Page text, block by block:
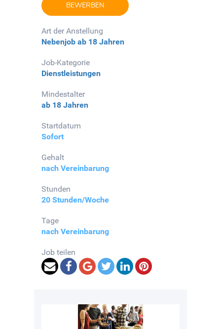
BEWERBEN
Art der Anstellung
Nebenjob ab 18 Jahren
Job-Kategorie
Dienstleistungen
Mindestalter
ab 18 Jahren
Startdatum
Sofort
Gehalt
nach Vereinbarung
Stunden
20 Stunden/Woche
Tage
nach Vereinbarung
Job teilen